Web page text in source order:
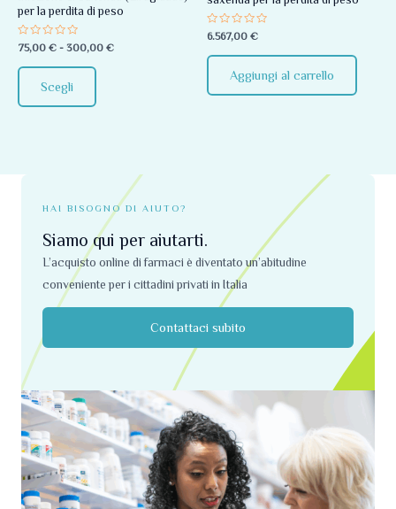
per la perdita di peso
Valutato
0
su
5
75,00 € - 300,00 €
Scegli
essere
scelte
del
Valutato
0
su
5
6.567,00 €
Aggiungi al carrello
HAI BISOGNO DI AIUTO?
Siamo qui per aiutarti.
L’acquisto online di farmaci è diventato un’abitudine
conveniente per i cittadini privati ​​in Italia
Contattaci subito